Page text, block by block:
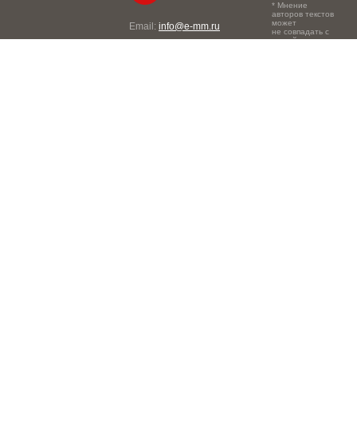
Email: info@e-mm.ru
* Мнение
авторов текстов
может
не совпадать с
точкой зрения